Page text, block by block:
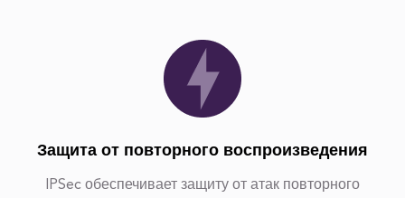
Защита от повторного воспроизведения
IPSec обеспечивает защиту от атак повторного